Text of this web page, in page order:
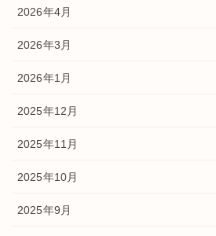
2026年4月
2026年3月
2026年1月
2025年12月
2025年11月
2025年10月
2025年9月